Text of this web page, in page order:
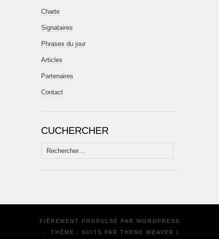
Charte
Signataires
Phrases du jour
Articles
Partenaires
Contact
CUCHERCHER
Rechercher :
FIÈREMENT PROPULSÉ PAR WORDPRESS
·
THÈME : SUITS PAR THEME WEAVER |